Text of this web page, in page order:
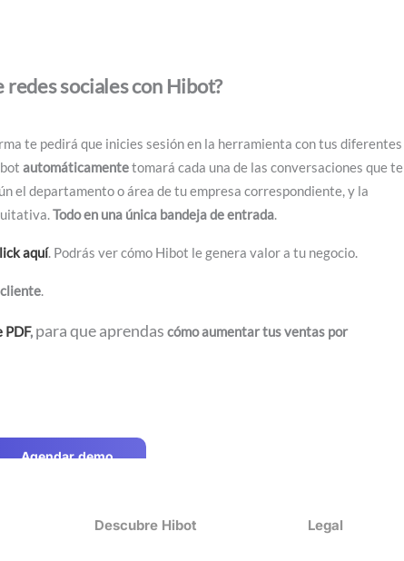
redes sociales con Hibot?
te pedirá que inicies sesión en la herramienta con tus diferentes
automáticamentetomará cada una de las conversaciones que te
el departamento o área de tu empresa correspondiente, y la
Todo en una única bandeja de entrada.
aquí. Podrás ver cómo Hibot le genera valor a tu negocio.
.
PDF, para que aprendas cómo aumentar tus ventas por
Agendar demo
Descubre Hibot Legal